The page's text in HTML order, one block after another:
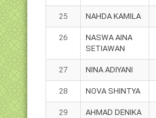
25 NAHDA KAMILA
26
NASWA AINA
SETIAWAN
27 NINA ADIYANI
28 NOVA SHINTYA
29
AHMAD DENIKA